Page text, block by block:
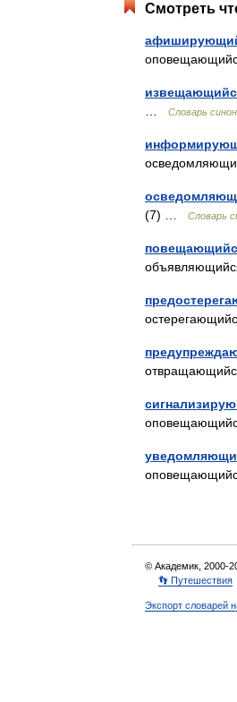
Смотреть
Словарь
(7) …
Словарь
© Академик, 2000-
👣 Путешествия
Экспорт словарей